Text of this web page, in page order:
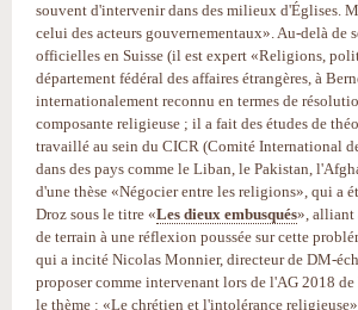
souvent d'intervenir dans des milieux d'Églises.
celui des acteurs gouvernementaux». Au-delà de
officielles en Suisse (il est expert «Religions,
département fédéral des affaires étrangères, à
internationalement reconnu en termes de
composante religieuse ; il a fait des études de
travaillé au sein du CICR (Comité International
dans des pays comme le Liban, le Pakistan,
d'une thèse «Négocier entre les religions», qui a
Droz sous le titre «Les dieux embusqués», alliant
de terrain à une réflexion poussée sur cette
qui a incité Nicolas Monnier, directeur de DM-
proposer comme intervenant lors de l'AG 2018 de
le thème : «Le chrétien et l'intolérance